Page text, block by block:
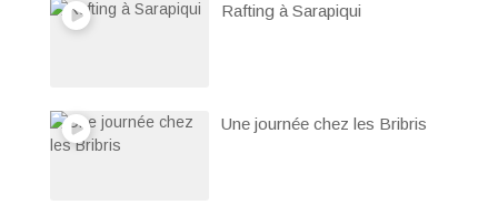
Rafting à Sarapiqui
Une journée chez les Bribris